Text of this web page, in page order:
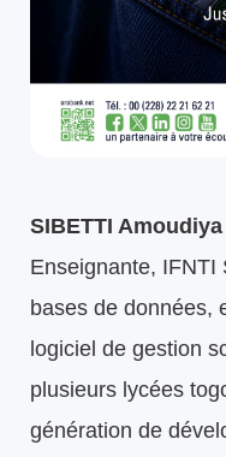
SIBETTI Amoudiya
Enseignante, IFNTI
bases de données,
logiciel de gestion
plusieurs lycées
génération de